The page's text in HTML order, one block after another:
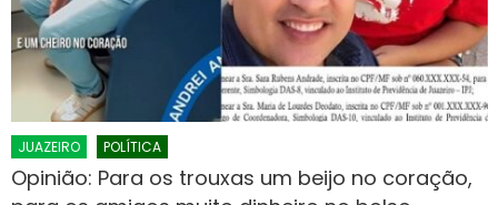
JUAZEIRO POLÍTICA
Opinião: Para os trouxas um beijo no coração,